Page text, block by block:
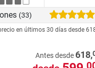
(33)
en últimos 30 días desde
Antes desde 618,